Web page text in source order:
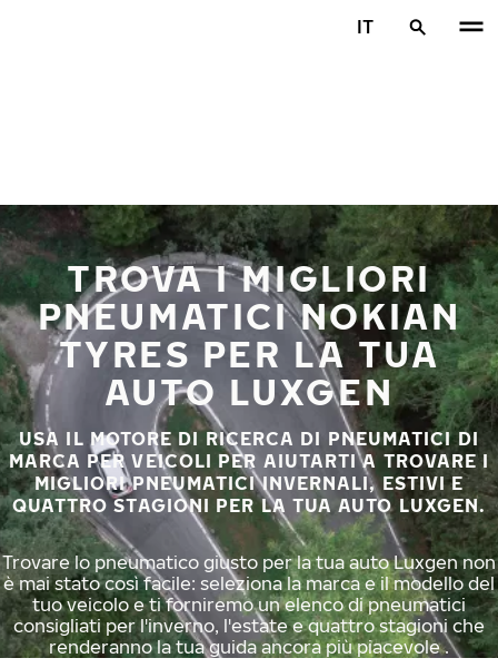
IT
TROVA I MIGLIORI
PNEUMATICI NOKIAN
TYRES PER LA TUA
AUTO LUXGEN
USA IL MOTORE DI RICERCA DI PNEUMATICI DI
MARCA PER VEICOLI PER AIUTARTI A TROVARE I
MIGLIORI PNEUMATICI INVERNALI, ESTIVI E
QUATTRO STAGIONI PER LA TUA AUTO LUXGEN.
Trovare lo pneumatico giusto per la tua auto Luxgen non
è mai stato così facile: seleziona la marca e il modello del
tuo veicolo e ti forniremo un elenco di pneumatici
consigliati per l'inverno, l'estate e quattro stagioni che
renderanno la tua guida ancora più piacevole .